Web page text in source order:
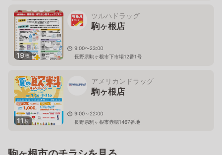
19枚
ツルハドラッグ
駒ヶ根店
9:00〜23:00
長野県駒ヶ根市下市場12番1号
11枚
アメリカンドラッグ
駒ヶ根店
9:00～22:00
長野県駒ヶ根市赤穂1467番地